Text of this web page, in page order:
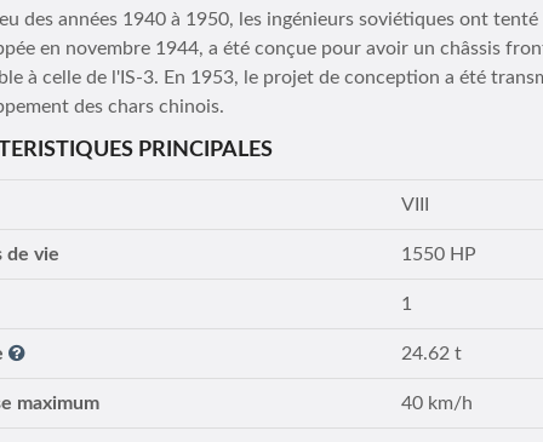
des années 1940 à 1950, les ingénieurs soviétiques ont
en novembre 1944, a été conçue pour avoir un châssis
à celle de l'IS-3. En 1953, le projet de conception a été
des chars chinois.
PRINCIPALES
VIII
de vie 1550 HP
1
24.62 t
maximum 40 km/h